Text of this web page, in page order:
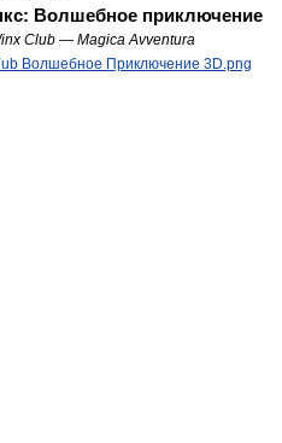
Волшебное приключение
Club — Magica Avventura